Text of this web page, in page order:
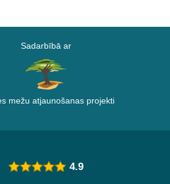
Sadarbībā ar
mežu atjaunošanas projekti
4.9